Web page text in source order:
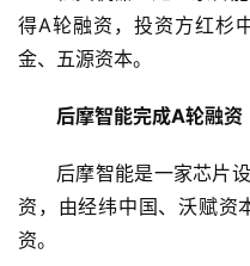
牌
发
重
组
登录
投稿
得A轮融资，投资方红杉
金、五源资本。
后摩智能完成A轮融资
后摩智能是一家芯片
资，由经纬中国、沃赋资
资。